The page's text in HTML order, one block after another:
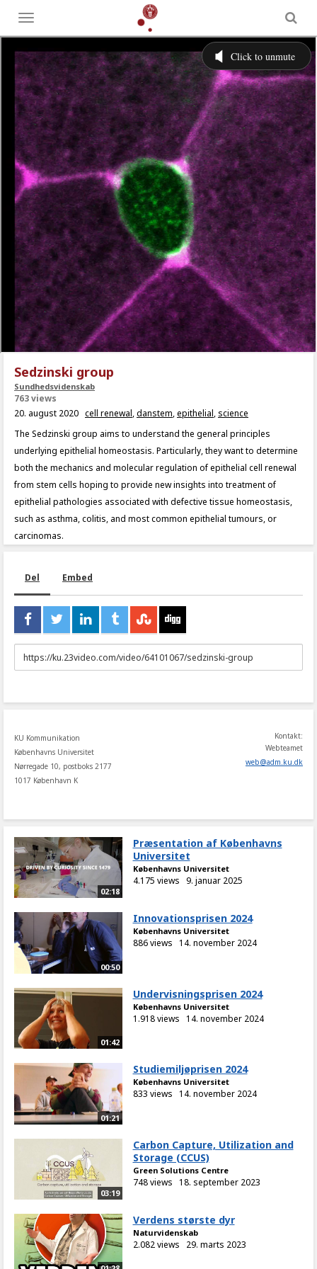
Toggle
menu
Sedzinski group
Sundhedsvidenskab
763 views
20. august 2020 cell renewal,danstem,epithelial, science
The Sedzinski group aims to understand the general principles
underlying epithelial homeostasis. Particularly, they want to determine
both the mechanics and molecular regulation of epithelial cell renewal
from stem cells hoping to provide new insights into treatment of
epithelial pathologies associated with defective tissue homeostasis,
such as asthma, colitis, and most common epithelial tumours, or
carcinomas.
Del Embed
URL
to
KU Kommunikation
Københavns Universitet
Nørregade 10, postboks 2177
1017 København K
Kontakt:
Webteamet
web@adm.ku.dk
02:18
Præsentation af Københavns
Universitet
Københavns Universitet
4.175 views 9. januar 2025
00:50
Innovationsprisen 2024
Københavns Universitet
886 views 14. november 2024
01:42
Undervisningsprisen 2024
Københavns Universitet
1.918 views 14. november 2024
01:21
Studiemiljøprisen 2024
Københavns Universitet
833 views 14. november 2024
03:19
Carbon Capture, Utilization and
Storage (CCUS)
Green Solutions Centre
748 views 18. september 2023
Verdens største dyr
Naturvidenskab
2.082 views 29. marts 2023